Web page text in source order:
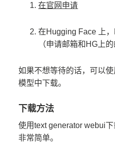
在官网申请
在Hugging Face 上
（申请邮箱和HG上
如果不想等待的话，可以
模型中下载。
下载方法
使用text generator webui
非常简单。